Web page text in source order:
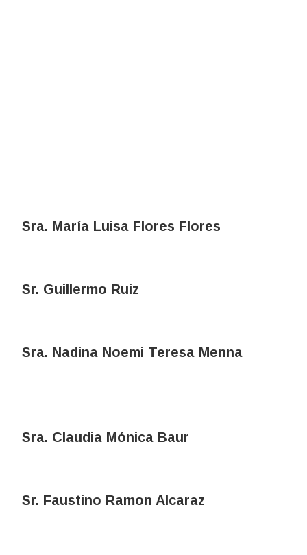
Sra. María Luisa Flores Flores
Sr. Guillermo Ruiz
Sra. Nadina Noemi Teresa Menna
Sra. Claudia Mónica Baur
Sr. Faustino Ramon Alcaraz